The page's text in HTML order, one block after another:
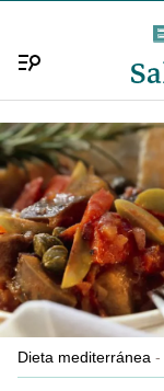
Dieta mediterránea